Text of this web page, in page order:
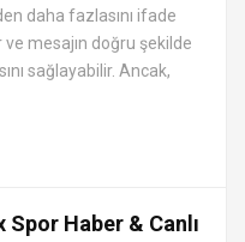
daha fazlasını ifade
ve mesajın doğru şekilde
sağlayabilir. Ancak,
Spor Haber & Canlı